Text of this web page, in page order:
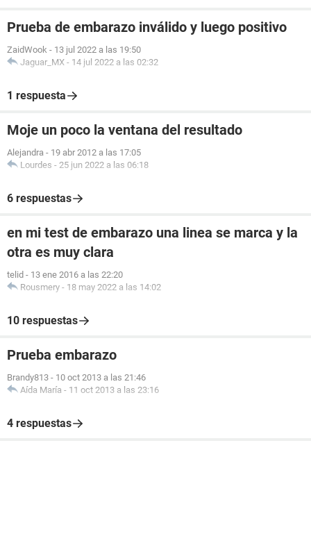
Prueba de embarazo inválido y luego positivo
ZaidWook - 13 jul 2022 a las 19:50
Jaguar_MX - 14 jul 2022 a las 02:32
1 respuesta
Moje un poco la ventana del resultado
Alejandra - 19 abr 2012 a las 17:05
Lourdes - 25 jun 2022 a las 06:18
6 respuestas
en mi test de embarazo una linea se marca y la
otra es muy clara
telid - 13 ene 2016 a las 22:20
Rousmery - 18 may 2022 a las 14:02
10 respuestas
Prueba embarazo
Brandy813 - 10 oct 2013 a las 21:46
Aída María - 11 oct 2013 a las 23:16
4 respuestas